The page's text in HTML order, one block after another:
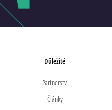
Důležité
Partnerství
Články